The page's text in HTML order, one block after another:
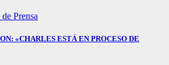
Prensa
«CHARLES ESTÁ EN PROCESO DE